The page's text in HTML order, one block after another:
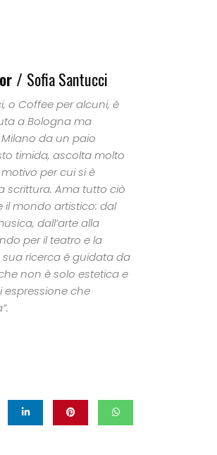
/ Sofia Santucci
o Coffee per alcuni, è
a Bologna ma
da un paio
timida, ascolta molto
per cui si è
scrittura. Ama tutto ciò
il mondo artistico: dal
dall’arte alla
per il teatro e la
sua ricerca è guidata da
non è solo estetica e
espressione che